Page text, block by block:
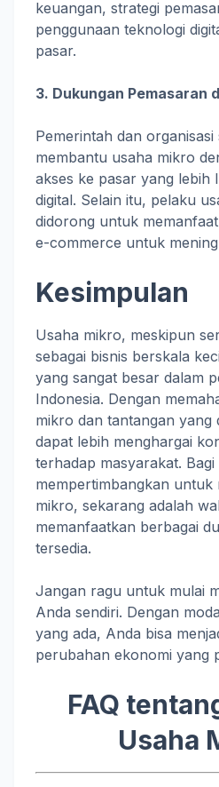
keuangan, strategi
penggunaan teknologi
pasar.
3. Dukungan Pemasaran
Pemerintah dan
membantu usaha mikro
akses ke pasar yang lebih
digital. Selain itu, pelaku
didorong untuk
e-commerce untuk
Kesimpulan
Usaha mikro, meskipun
sebagai bisnis berskala
yang sangat besar dalam
Indonesia. Dengan
mikro dan tantangan yang
dapat lebih menghargai
terhadap masyarakat.
mempertimbangkan untuk
mikro, sekarang adalah
memanfaatkan berbagai
tersedia.
Jangan ragu untuk mulai
Anda sendiri. Dengan
yang ada, Anda bisa
perubahan ekonomi yang
FAQ
Usaha